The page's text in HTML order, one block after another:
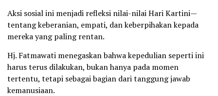
Aksi sosial ini menjadi refleksi nilai-nilai Hari Kartini—
tentang keberanian, empati, dan keberpihakan kepada
mereka yang paling rentan.
Hj. Fatmawati menegaskan bahwa kepedulian seperti ini
harus terus dilakukan, bukan hanya pada momen
tertentu, tetapi sebagai bagian dari tanggung jawab
kemanusiaan.